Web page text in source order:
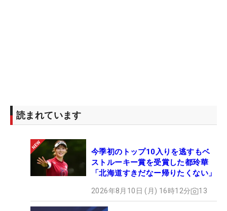
読まれています
今季初のトップ10入りを逃すもベ
ストルーキー賞を受賞した都玲華
「北海道すきだなー帰りたくない」
2026年8月10日 (月) 16時12分 13